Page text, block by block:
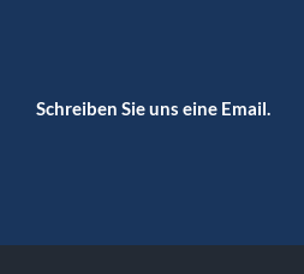
Schreiben Sie uns eine Email.